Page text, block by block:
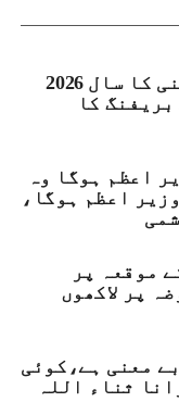
فوجی فرٹیلائزر کمپنی کا سال 2026
کا
اعظم ہوگا وہ
اعظم ہوگا،
موقعہ پر
پر لاکھوں
معنی ہے،کوئی
ثناء اللہ